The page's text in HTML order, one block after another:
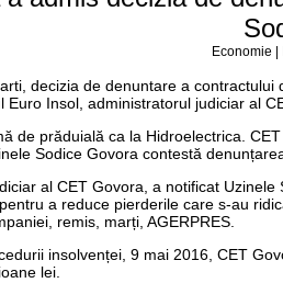
Economie
decizia de denuntare a
Euro Insol, administratorul judiciar al
de prăduială ca la Hidroelectrica.
Sodice Govora contestă
al CET Govora, a notificat
a reduce pierderile care s-au
remis, marți, AGERPRES.
insolvenței, 9 mai 2016, CET
lei.